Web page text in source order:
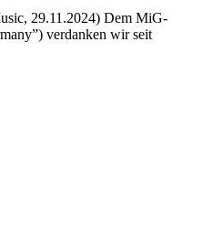
29.11.2024) Dem MiG-
verdanken wir seit